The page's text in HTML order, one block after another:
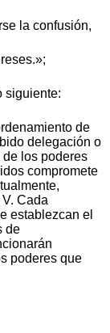
la confusión,
siguiente:
de
delegación o
los poderes
compromete
Cada
establezcan el
de
poderes que